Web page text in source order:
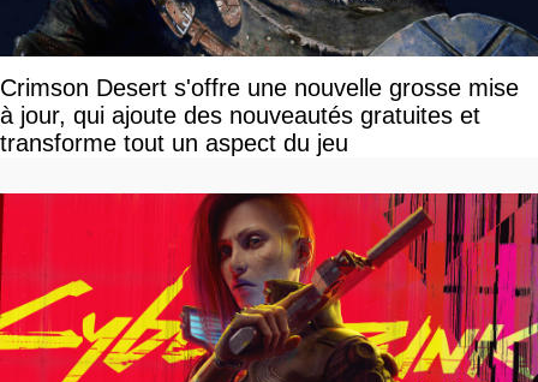
Crimson Desert s'offre une nouvelle grosse mise
à jour, qui ajoute des nouveautés gratuites et
transforme tout un aspect du jeu